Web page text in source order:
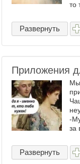
то
Развернуть
Приложения
Мы
-
за
Развернуть